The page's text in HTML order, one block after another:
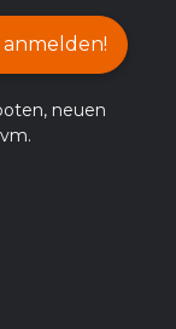
neuen